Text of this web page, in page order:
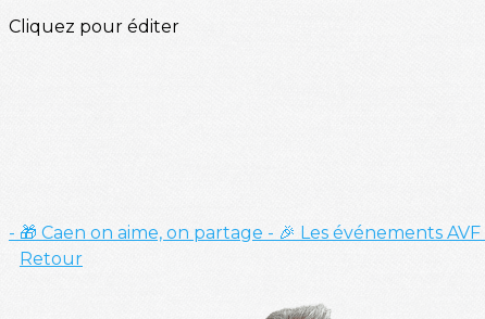
Cliquez pour éditer
- 🎁 Caen on aime, on partage - 🎉 Les événements AVF
Retour